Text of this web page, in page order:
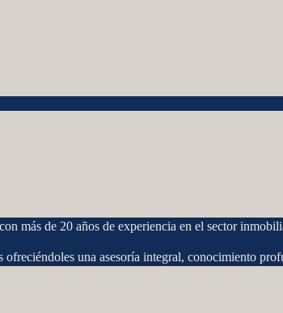
más de 20 años de experiencia en el sector
ofreciéndoles una asesoría integral, conocimiento